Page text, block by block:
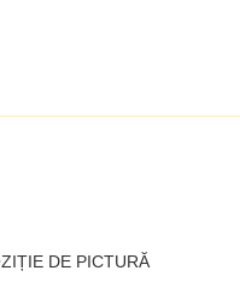
DE PICTURĂ